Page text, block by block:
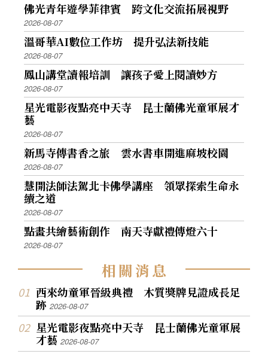
佛光青年遊學菲律賓 跨文化交流拓展視野
2026-08-07
溫哥華AI數位工作坊 提升弘法新技能
2026-08-07
鳳山講堂讀報培訓 讓孩子愛上閱讀妙方
2026-08-07
星光電影夜點亮中天寺 昆士蘭佛光童軍展才
藝
2026-08-07
新馬寺傳書香之旅 雲水書車開進麻坡校園
2026-08-07
慧開法師法駕北卡佛學講座 領眾探索生命永
續之道
2026-08-07
點畫共繪藝術創作 南天寺獻禮傳燈六十
2026-08-07
相關消息
西來幼童軍晉級典禮 木質獎牌見證成長足
跡2026-08-07
星光電影夜點亮中天寺 昆士蘭佛光童軍展
才藝2026-08-07